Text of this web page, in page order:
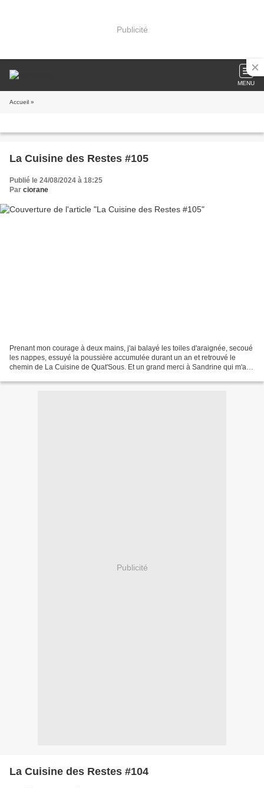
Publicité
MENU
Accueil »
La Cuisine des Restes #105
Publié le 24/08/2024 à 18:25
Par ciorane
Prenant mon courage à deux mains, j'ai balayé les toiles d'araignée, secoué
les nappes, essuyé la poussière accumulée durant un an et retrouvé le
chemin de La Cuisine de Quat'Sous. Et un grand merci à Sandrine qui m'a
Publicité
La Cuisine des Restes #104